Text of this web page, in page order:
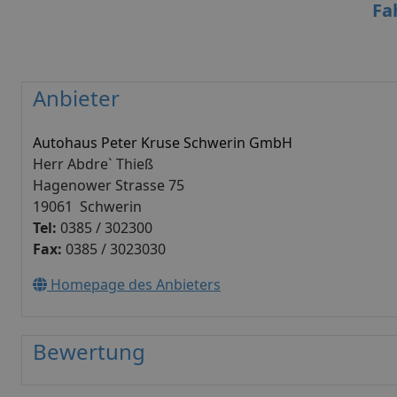
Anbieter
Autohaus Peter Kruse Schwerin GmbH
Herr Abdre` Thieß
Hagenower Strasse 75
19061 Schwerin
Tel: 0385 / 302300
Fax: 0385 / 3023030
Homepage des Anbieters
Bewertung